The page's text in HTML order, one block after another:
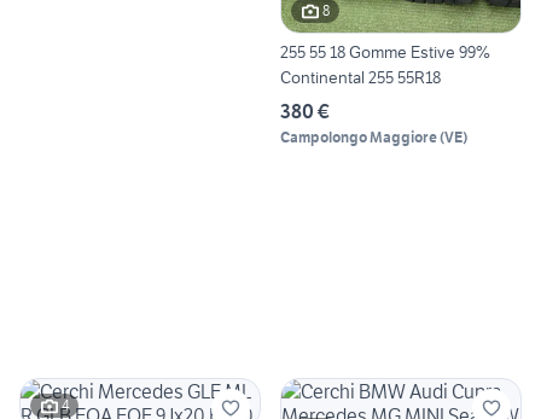
8
255 55 18 Gomme Estive 99%
Continental 255 55R18
380 €
Campolongo Maggiore(VE)
4